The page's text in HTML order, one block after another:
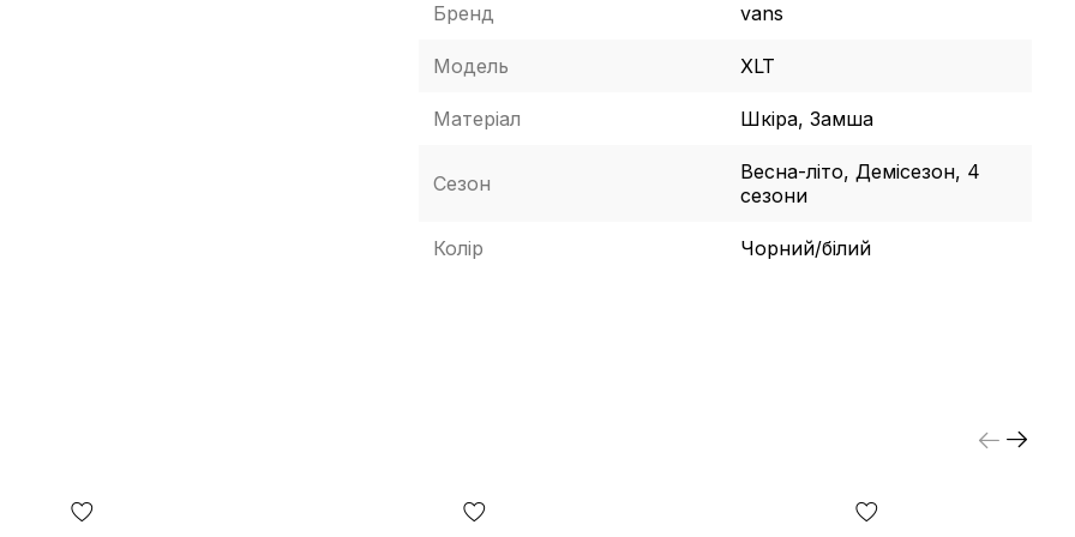
містом.
настрої. Таке забарвлення залишається
Бренд vans
Модель XLT
Матеріал Шкіра, Замша
Сезон
Весна-літо, Демісезон, 4
сезони
Колір Чорний/білий